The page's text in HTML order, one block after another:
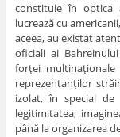
constituie în optica
lucrează cu
aceea, au existat
oficiali ai
forţei
reprezentanţilor
izolat, în special
legitimitatea,
până la organizarea